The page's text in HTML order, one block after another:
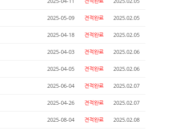
2025-05-09 견적완료 2025.02.05
2025-04-18 견적완료 2025.02.05
2025-04-03 견적완료 2025.02.06
2025-04-05 견적완료 2025.02.06
2025-06-04 견적완료 2025.02.07
2025-04-26 견적완료 2025.02.07
2025-08-04 견적완료 2025.02.08